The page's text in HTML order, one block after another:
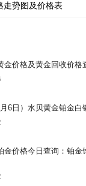
走势图及价格表
金价格及黄金回收价格
6日）水贝黄金铂金白
金价格今日查询：铂金